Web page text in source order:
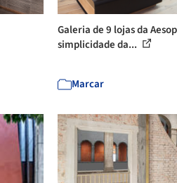
Galeria de 9 lojas da
simplicidade da...
Marcar